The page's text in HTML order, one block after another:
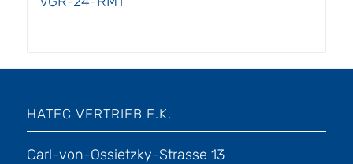
HATEC VERTRIEB E.K.
Carl-von-Ossietzky-Strasse 13